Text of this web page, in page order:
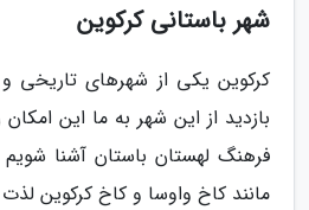
شهر باستانی کرکوین
کرکوین یکی از شهرهای تاریخی
بازدید از این شهر به ما این
فرهنگ لهستان باستان آشنا شویم
مانند کاخ واوسا و کاخ کرکوین لذت